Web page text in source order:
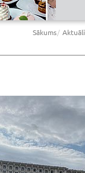
Sākums Aktuāli